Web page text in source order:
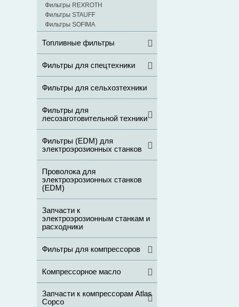
Фильтры REXROTH
Фильтры STAUFF
Фильтры SOFIMA
Топливные фильтры
Фильтры для спецтехники
Фильтры для сельхозтехники
Фильтры для
лесозаготовительной техники
Фильтры (ЕDM) для
электроэрозионных станков
Проволока для
электроэрозионных станков
(EDM)
Запчасти к
электроэрозионным станкам и
расходники
Фильтры для компрессоров
Компрессорное масло
Запчасти к компрессорам Atlas
Copco